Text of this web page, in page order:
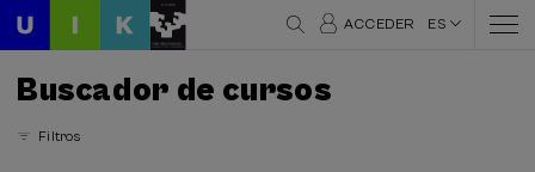
ACCEDER ES
Buscador de cursos
Filtros